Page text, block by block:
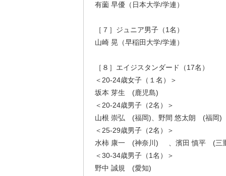
有薗 早優（日本大学/学連）
［７］ジュニア男子（1名）
山崎 晃（早稲田大学/学連）
［８］エイジスタンダード（17名）
＜20-24歳女子（１名）＞
坂本 芽生 (鹿児島)
＜20-24歳男子（2名）＞
山根 崇弘 (福岡)、野間 悠太朗 (福岡)
＜25-29歳男子（2名）＞
水柿 康一 (神奈川) 、濱田 慎平 (
＜30-34歳男子（1名）＞
野中 誠規 (愛知)